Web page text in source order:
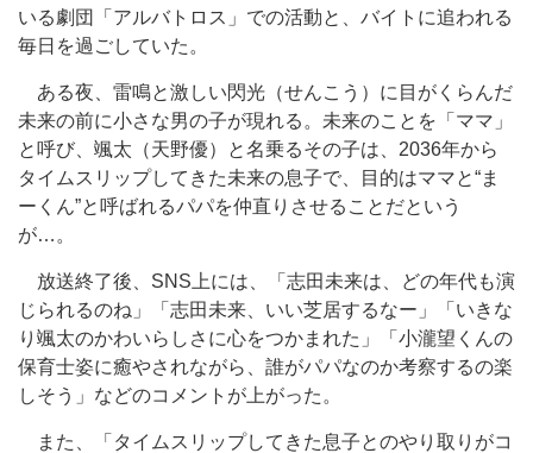
いる劇団「アルバトロス」での活動と、バイトに追われる
毎日を過ごしていた。
ある夜、雷鳴と激しい閃光（せんこう）に目がくらんだ
未来の前に小さな男の子が現れる。未来のことを「ママ」
と呼び、颯太（天野優）と名乗るその子は、2036年から
タイムスリップしてきた未来の息子で、目的はママと“ま
ーくん”と呼ばれるパパを仲直りさせることだという
が…。
放送終了後、SNS上には、「志田未来は、どの年代も演
じられるのね」「志田未来、いい芝居するなー」「いきな
り颯太のかわいらしさに心をつかまれた」「小瀧望くんの
保育士姿に癒やされながら、誰がパパなのか考察するの楽
しそう」などのコメントが上がった。
また、「タイムスリップしてきた息子とのやり取りがコ